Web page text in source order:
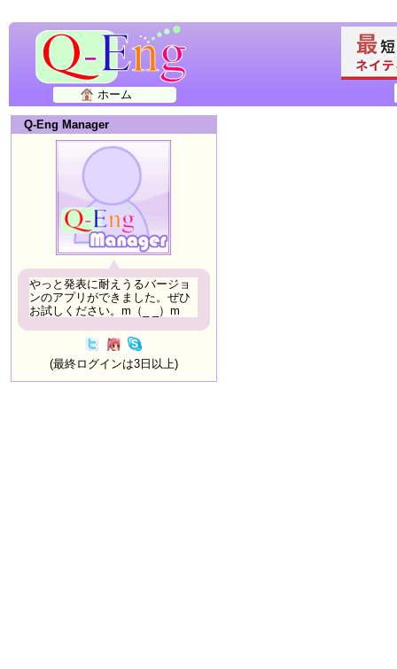
ホーム
Q-Eng Manager
やっと発表に耐えうるバージョ
ンのアプリができました。ぜひ
お試しください。m（_ _）m
(最終ログインは3日以上)